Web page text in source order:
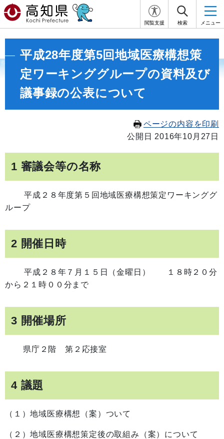
閲覧支援 検索 メニュー
平成28年度第5回地域医療構想策
定ワーキンググループの資料及び
議事録の公表について
ページの内容を印刷
公開日 2016年10月27日
1 審議会等の名称
平成２８年度第５回地域医療構想策定ワーキンググ
ループ
2 開催日時
平成２８年７月１５日（金曜日） １８時２０分
から２１時００分まで
3 開催場所
県庁２階 第２応接室
4 議題
（１）地域医療構想（案）ついて
（２）地域医療構想策定後の取組み（案）について